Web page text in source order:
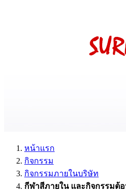
หน้าแรก
กิจกรรม
กิจกรรมภายในบริษัท
กีฬาสีภายใน และกิจกรรมต้อ